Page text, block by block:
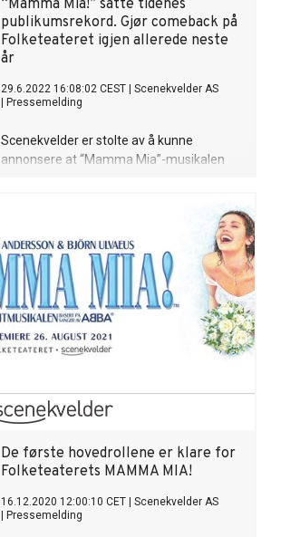
“Mamma Mia!” satte tidenes
publikumsrekord. Gjør comeback på
Folketeateret igjen allerede neste
år
29.6.2022 16:08:02 CEST
Scenekvelder AS
Pressemelding
Scenekvelder er stolte av å kunne
annonsere at “Mamma Mia”-musikalen
De første hovedrollene er klare for
Folketeaterets MAMMA MIA!
16.12.2020 12:00:10 CET
Scenekvelder AS
Pressemelding